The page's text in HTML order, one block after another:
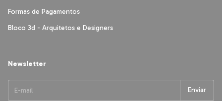
Formas de Pagamentos
Bloco 3d - Arquitetos e Designers
Newsletter